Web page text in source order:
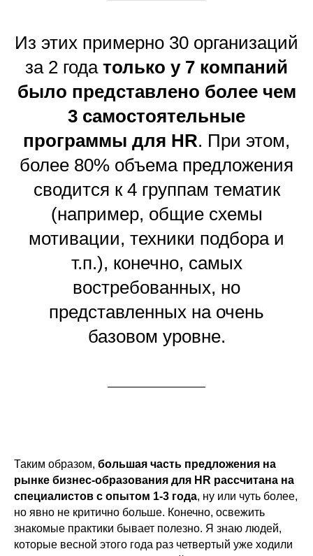
Из этих примерно 30 организаций
за 2 года только у 7 компаний
было представлено более чем
3 самостоятельные
программы для HR. При этом,
более 80% объема предложения
сводится к 4 группам тематик
(например, общие схемы
мотивации, техники подбора и
т.п.), конечно, самых
востребованных, но
представленных на очень
базовом уровне.
Таким образом, большая часть предложения на
рынке бизнес-образования для HR рассчитана на
специалистов с опытом 1-3 года, ну или чуть более,
но явно не критично больше. Конечно, освежить
знакомые практики бывает полезно. Я знаю людей,
которые весной этого года раз четвертый уже ходили